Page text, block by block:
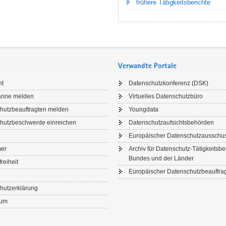
PER E-MAIL
Sie auf dem Laufenden!
Newsletter der Sächsischen Datenschutz- und
Praxiswissen – kostenlos und direkt in Ihr E-Mail-Postfach.
frühere Tätigkeitsberichte
melden
melden
einreichen
Verwandte Portale
Datenschutzkonferenz (DSK)
Virtuelles Datenschutzbüro
Youngdata
Datenschutzaufsichtsbehörden
Europäischer
Archiv für Datenschutz-
Bundes und der Länder
Europäischer